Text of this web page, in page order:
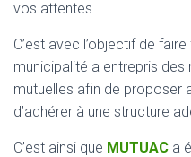
vos attentes.
C’est avec l’objectif de
municipalité a entrepris
mutuelles afin de proposer
d’adhérer à une structure
C’est ainsi que MUTUAC a